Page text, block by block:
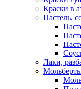
Краски в
Пастель,
Лаки,